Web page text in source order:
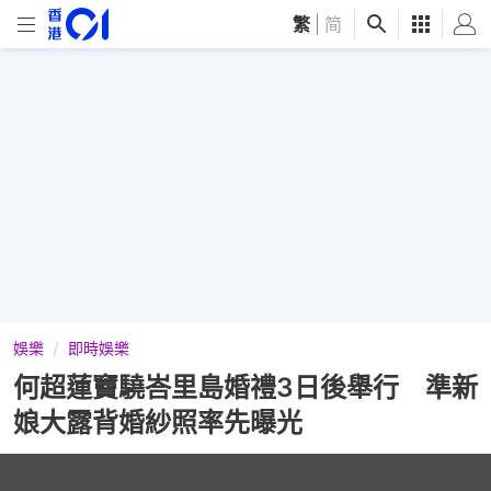
繁 简
娛樂 即時娛樂
何超蓮竇驍峇里島婚禮3日後舉行 準新
娘大露背婚紗照率先曝光